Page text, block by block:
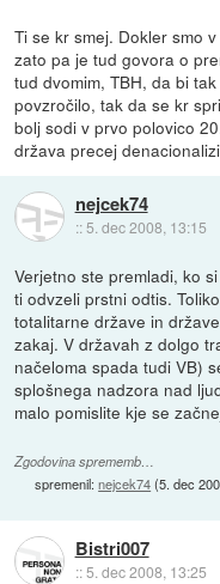
Ti se kr smej. Dokler smo
zato pa je tud govora o
tud dvomim, TBH, da bi
povzročilo, tak da se kr
bolj sodi v prvo polovico
država precej
nejcek74
:: 5. dec 2008, 13:15
Verjetno ste premladi, ko
ti odvzeli prstni odtis.
totalitarne države in
zakaj. V državah z dolgo
načeloma spada tudi VB)
splošnega nadzora nad
malo pomislite kje se
Zgodovina sprememb…
spremenil:nejcek74(5. dec
Bistri007
::5. dec 2008, 13:25